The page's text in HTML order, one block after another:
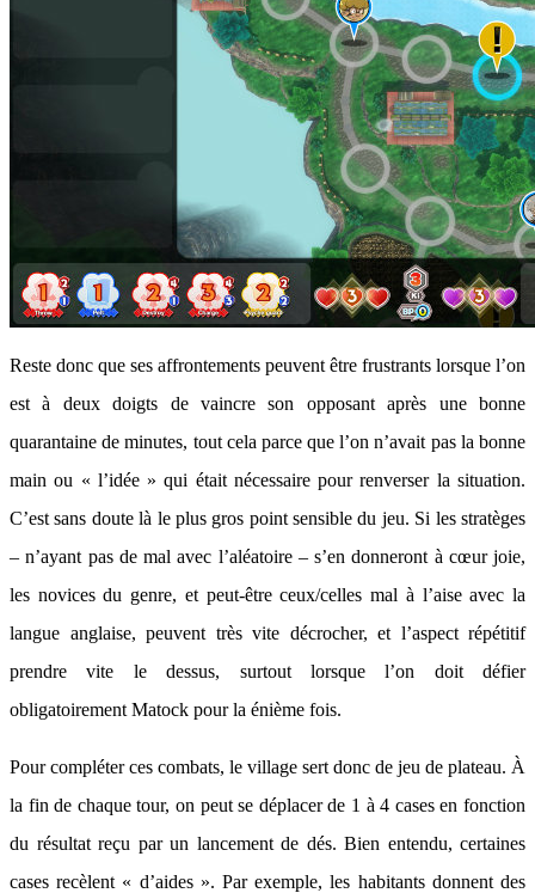
Reste donc que ses affrontements peuvent être frustrants lorsque l’on
est à deux doigts de vaincre son opposant après une bonne
quarantaine de minutes, tout cela parce que l’on n’avait pas la bonne
main ou « l’idée » qui était nécessaire pour renverser la situation.
C’est sans doute là le plus gros point sensible du jeu. Si les stratèges
– n’ayant pas de mal avec l’aléatoire – s’en donneront à cœur joie,
les novices du genre, et peut-être ceux/celles mal à l’aise avec la
langue anglaise, peuvent très vite décrocher, et l’aspect répétitif
prendre vite le dessus, surtout lorsque l’on doit défier
obligatoirement Matock pour la énième fois.
Pour compléter ces combats, le village sert donc de jeu de plateau. À
la fin de chaque tour, on peut se déplacer de 1 à 4 cases en fonction
du résultat reçu par un lancement de dés. Bien entendu, certaines
cases recèlent « d’aides ». Par exemple, les habitants donnent des